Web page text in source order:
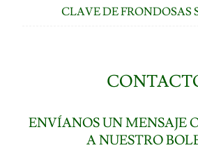
CLAVE DE FRONDOSAS
ENVÍANOS UN MENSAJE
A NUESTRO